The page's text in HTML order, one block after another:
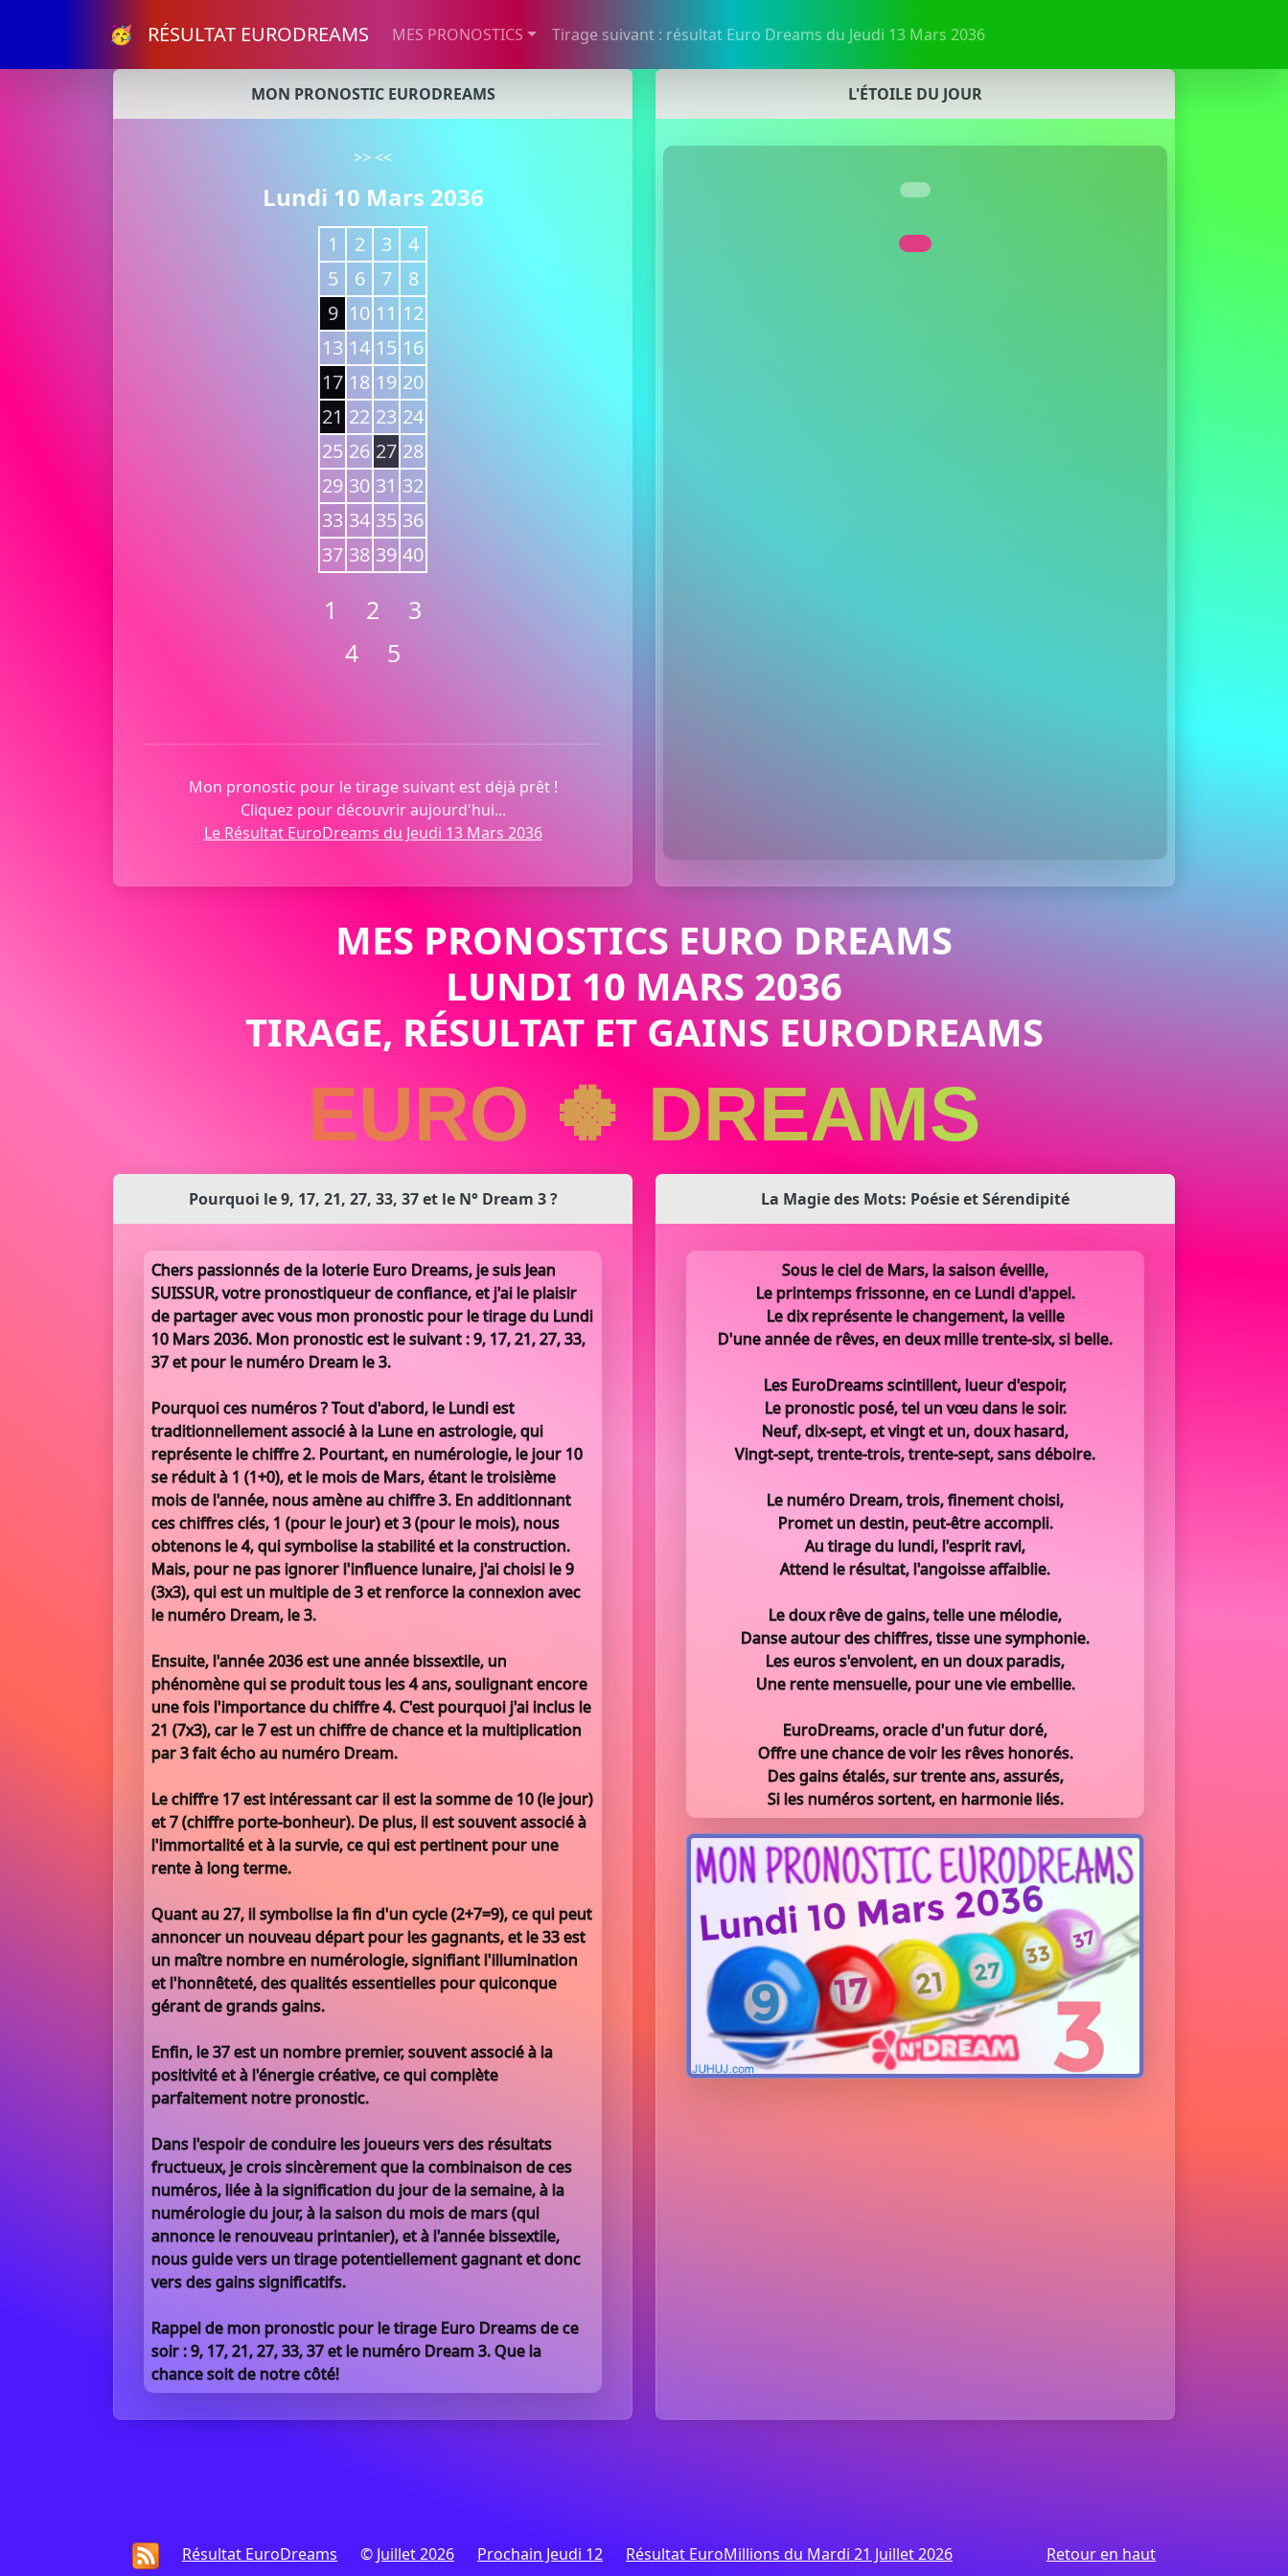
🥳 RÉSULTAT EURODREAMS MES PRONOSTICS Tirage suivant : résultat Euro Dreams du Jeudi 13 Mars 2036
MON PRONOSTIC EURODREAMS
>> <<
Lundi 10 Mars 2036
1 2 3
4
5
6 7
8
9 10 11 12
13 14 15 16
17 18 19 20
21 22 23 24
25 26 27 28
29 30 31 32
33 34 35 36
37 38 39 40
1 2
3
4
5
Mon pronostic pour le tirage suivant est déjà prêt !
Cliquez pour découvrir aujourd'hui...
Le Résultat EuroDreams du Jeudi 13 Mars 2036
L'ÉTOILE DU JOUR
MES PRONOSTICS EURO DREAMS
LUNDI 10 MARS 2036
TIRAGE, RÉSULTAT ET GAINS EURODREAMS
EURO 🍀 DREAMS
Pourquoi le 9, 17, 21, 27, 33, 37 et le N° Dream 3 ?
Chers passionnés de la loterie Euro Dreams, je suis Jean
SUISSUR, votre pronostiqueur de confiance, et j'ai le plaisir
de partager avec vous mon pronostic pour le tirage du Lundi
10 Mars 2036. Mon pronostic est le suivant : 9, 17, 21, 27, 33,
37 et pour le numéro Dream le 3.
Pourquoi ces numéros ? Tout d'abord, le Lundi est
traditionnellement associé à la Lune en astrologie, qui
représente le chiffre 2. Pourtant, en numérologie, le jour 10
se réduit à 1 (1+0), et le mois de Mars, étant le troisième
mois de l'année, nous amène au chiffre 3. En additionnant
ces chiffres clés, 1 (pour le jour) et 3 (pour le mois), nous
obtenons le 4, qui symbolise la stabilité et la construction.
Mais, pour ne pas ignorer l'influence lunaire, j'ai choisi le 9
(3x3), qui est un multiple de 3 et renforce la connexion avec
le numéro Dream, le 3.
Ensuite, l'année 2036 est une année bissextile, un
phénomène qui se produit tous les 4 ans, soulignant encore
une fois l'importance du chiffre 4. C'est pourquoi j'ai inclus le
21 (7x3), car le 7 est un chiffre de chance et la multiplication
par 3 fait écho au numéro Dream.
Le chiffre 17 est intéressant car il est la somme de 10 (le jour)
et 7 (chiffre porte-bonheur). De plus, il est souvent associé à
l'immortalité et à la survie, ce qui est pertinent pour une
rente à long terme.
Quant au 27, il symbolise la fin d'un cycle (2+7=9), ce qui peut
annoncer un nouveau départ pour les gagnants, et le 33 est
un maître nombre en numérologie, signifiant l'illumination
et l'honnêteté, des qualités essentielles pour quiconque
gérant de grands gains.
Enfin, le 37 est un nombre premier, souvent associé à la
positivité et à l'énergie créative, ce qui complète
parfaitement notre pronostic.
Dans l'espoir de conduire les joueurs vers des résultats
fructueux, je crois sincèrement que la combinaison de ces
numéros, liée à la signification du jour de la semaine, à la
numérologie du jour, à la saison du mois de mars (qui
annonce le renouveau printanier), et à l'année bissextile,
nous guide vers un tirage potentiellement gagnant et donc
vers des gains significatifs.
Rappel de mon pronostic pour le tirage Euro Dreams de ce
soir : 9, 17, 21, 27, 33, 37 et le numéro Dream 3. Que la
chance soit de notre côté!
La Magie des Mots: Poésie et Sérendipité
Sous le ciel de Mars, la saison éveille,
Le printemps frissonne, en ce Lundi d'appel.
Le dix représente le changement, la veille
D'une année de rêves, en deux mille trente-six, si belle.
Les EuroDreams scintillent, lueur d'espoir,
Le pronostic posé, tel un vœu dans le soir.
Neuf, dix-sept, et vingt et un, doux hasard,
Vingt-sept, trente-trois, trente-sept, sans déboire.
Le numéro Dream, trois, finement choisi,
Promet un destin, peut-être accompli.
Au tirage du lundi, l'esprit ravi,
Attend le résultat, l'angoisse affaiblie.
Le doux rêve de gains, telle une mélodie,
Danse autour des chiffres, tisse une symphonie.
Les euros s'envolent, en un doux paradis,
Une rente mensuelle, pour une vie embellie.
EuroDreams, oracle d'un futur doré,
Offre une chance de voir les rêves honorés.
Des gains étalés, sur trente ans, assurés,
Si les numéros sortent, en harmonie liés.
Retour en haut
Résultat EuroDreams © Juillet 2026 Prochain Jeudi 12 Résultat EuroMillions du Mardi 21 Juillet 2026